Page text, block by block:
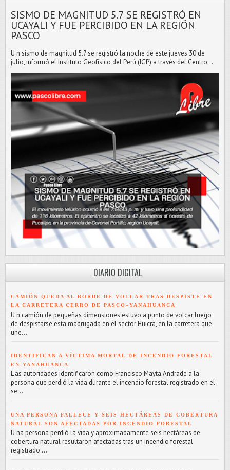
SISMO DE MAGNITUD 5.7 SE REGISTRÓ EN
UCAYALI Y FUE PERCIBIDO EN LA REGIÓN
PASCO
U n sismo de magnitud 5.7 se registró la noche de este jueves 30 de
julio, informó el Instituto Geofísico del Perú (IGP) a través del Centro...
DIARIO DIGITAL
CAMIÓN QUEDA AL BORDE DE VOLCAR TRAS DESPISTE EN
LA CARRETERA CERRO DE PASCO–YANAHUANCA
U n camión de pequeñas dimensiones estuvo a punto de volcar luego
de despistarse esta madrugada en el sector Huicra, en la carretera que
une...
IDENTIFICAN A VÍCTIMA MORTAL DE INCENDIO FORESTAL
EN YANAHUANCA
L as autoridades identificaron como Francisco Mayta Andrade a la
persona que perdió la vida durante el incendio forestal registrado en el
se...
UNA PERSONA FALLECE Y SEIS HECTÁREAS DE COBERTURA
NATURAL SON AFECTADAS POR INCENDIO FORESTAL
U na persona perdió la vida y aproximadamente seis hectáreas de
cobertura natural resultaron afectadas tras un incendio forestal
registrado ...